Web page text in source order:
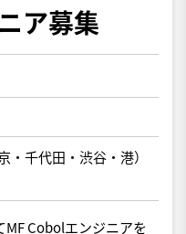
ア募集
千代田・渋谷・港）
Cobolエンジニアを